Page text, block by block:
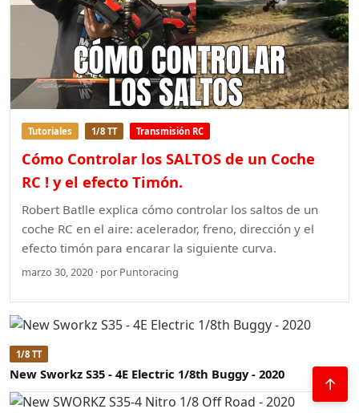
Tutoriales 1/8 TT Transmisión RC
Cómo Controlar los SALTOS de un Coche
RC ! y el efecto Timón.
Robert Batlle explica cómo controlar los saltos de un
coche RC en el aire: acelerador, freno, dirección y el
efecto timón para encarar la siguiente curva.
marzo 30, 2020 · por Puntoracing
1/8 TT
New Sworkz S35 - 4E Electric 1/8th Buggy - 2020 ↑